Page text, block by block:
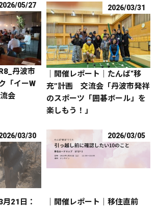
05/27
丹波市
「イーW
会
2026/03/31
｜開催レポート｜たんば“移
充”計画 交流会「丹波市発祥
のスポーツ「囲碁ボール」を
楽しもう！」
03/30
月21日：
2026/03/05
｜開催レポート｜移住直前